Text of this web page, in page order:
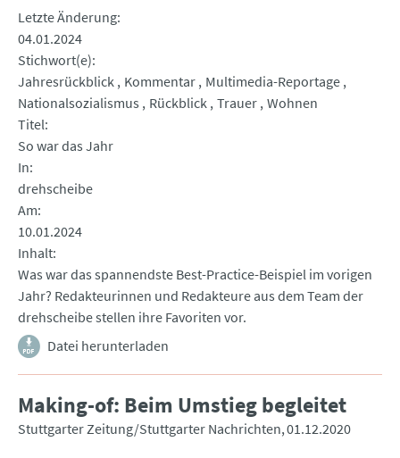
Letzte Änderung
04.01.2024
Stichwort(e)
Jahresrückblick Kommentar Multimedia-Reportage
Nationalsozialismus
Rückblick Trauer Wohnen
Titel
So war das Jahr
In
drehscheibe
Am
10.01.2024
Inhalt
Was war das spannendste Best-Practice-Beispiel im vorigen
Jahr? Redakteurinnen und Redakteure aus dem Team der
drehscheibe stellen ihre Favoriten vor.
Datei herunterladen
Making-of: Beim Umstieg begleitet
Stuttgarter Zeitung/Stuttgarter Nachrichten 01.12.2020